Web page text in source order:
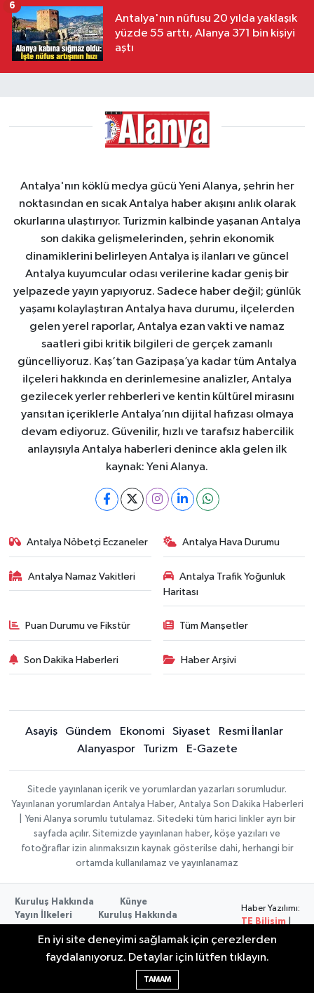
Antalya'nın nüfusu 20 yılda yaklaşık
yüzde 55 arttı, Alanya 371 bin kişiyi
aştı
6
Antalya'nın köklü medya gücü Yeni Alanya, şehrin her
noktasından en sıcak Antalya haber akışını anlık olarak
okurlarına ulaştırıyor. Turizmin kalbinde yaşanan Antalya
son dakika gelişmelerinden, şehrin ekonomik
dinamiklerini belirleyen Antalya iş ilanları ve güncel
Antalya kuyumcular odası verilerine kadar geniş bir
yelpazede yayın yapıyoruz. Sadece haber değil; günlük
yaşamı kolaylaştıran Antalya hava durumu, ilçelerden
gelen yerel raporlar, Antalya ezan vakti ve namaz
saatleri gibi kritik bilgileri de gerçek zamanlı
güncelliyoruz. Kaş’tan Gazipaşa’ya kadar tüm Antalya
ilçeleri hakkında en derinlemesine analizler, Antalya
gezilecek yerler rehberleri ve kentin kültürel mirasını
yansıtan içeriklerle Antalya’nın dijital hafızası olmaya
devam ediyoruz. Güvenilir, hızlı ve tarafsız habercilik
anlayışıyla Antalya haberleri denince akla gelen ilk
kaynak: Yeni Alanya.
Antalya Nöbetçi Eczaneler Antalya Hava Durumu
Antalya Namaz Vakitleri
Antalya Trafik Yoğunluk
Haritası
Puan Durumu ve Fikstür Tüm Manşetler
Son Dakika Haberleri Haber Arşivi
Asayiş Gündem Ekonomi Siyaset
Resmi İlanlar
Alanyaspor
Turizm E-Gazete
Sitede yayınlanan içerik ve yorumlardan yazarları sorumludur.
Yayınlanan yorumlardan Antalya Haber, Antalya Son Dakika Haberleri
| Yeni Alanya sorumlu tutulamaz. Sitedeki tüm harici linkler ayrı bir
sayfada açılır. Sitemizde yayınlanan haber, köşe yazıları ve
fotoğraflar izin alınmaksızın kaynak gösterilse dahi, herhangi bir
ortamda kullanılamaz ve yayınlanamaz
Kuruluş Hakkında
Künye
Yayın İlkeleri
Kuruluş Hakkında
Kullanım Şartları
Haber Yazılımı:
TE Bilişim
Copyright ©
En iyi site deneyimi sağlamak için çerezlerden
faydalanıyoruz. Detaylar için lütfen tıklayın.
TAMAM